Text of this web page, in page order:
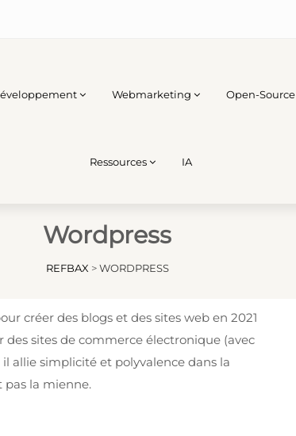
Webmarketing Open-Source
Ressources IA
Wordpress
REFBAX >WORDPRESS
créer des blogs et des sites web en 2021
sites de commerce électronique (avec
allie simplicité et polyvalence dans la
pas la mienne.